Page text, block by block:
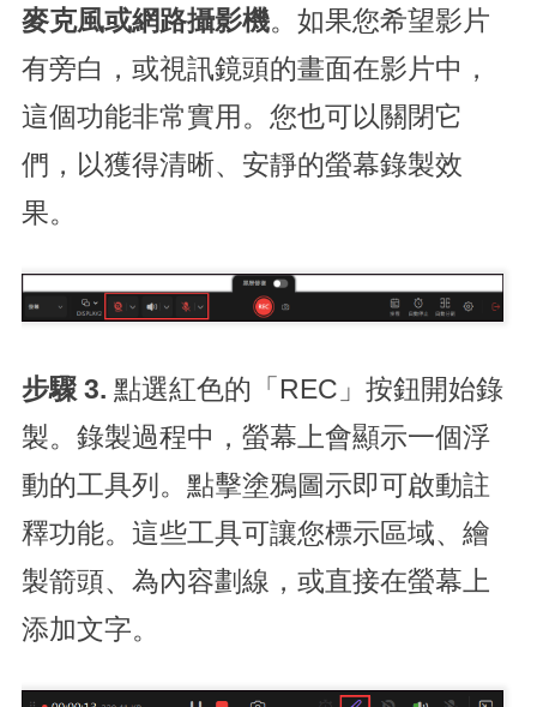
麥克風或網路攝影機。如果您希望影片
有旁白，或視訊鏡頭的畫面在影片中，
這個功能非常實用。您也可以關閉它
們，以獲得清晰、安靜的螢幕錄製效
果。
步驟 3. 點選紅色的「REC」按鈕開始錄
製。錄製過程中，螢幕上會顯示一個浮
動的工具列。點擊塗鴉圖示即可啟動註
釋功能。這些工具可讓您標示區域、繪
製箭頭、為內容劃線，或直接在螢幕上
添加文字。